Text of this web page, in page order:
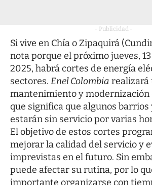
- Publicidad -
Si vive en Chía o Zipaquirá
nota porque el próximo jueves,
2025, habrá cortes de energía
sectores. Enel Colombia realizará
mantenimiento y modernización
que significa que algunos barrios
estarán sin servicio por varias
El objetivo de estos cortes
mejorar la calidad del servicio y
imprevistas en el futuro. Sin
puede afectar su rutina, por lo
importante organizarse con